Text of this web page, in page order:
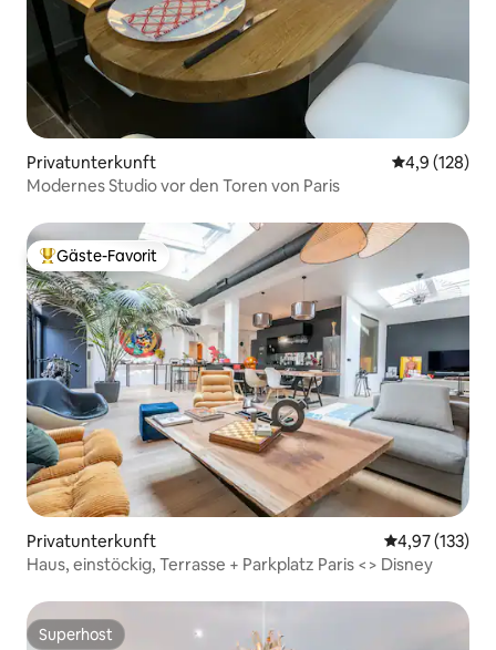
Privatunterkunft
4,9 (128)
Modernes Studio vor den Toren von Paris
Beliebter Gäste-Favorit.
Gäste-Favorit
Privatunterkunft
4,97 (133)
Haus, einstöckig, Terrasse + Parkplatz Paris <> Disney
Superhost
Superhost